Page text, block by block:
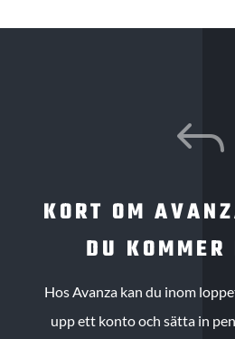
J
KORT OM
DU
Hos Avanza kan du inom
upp ett konto och sätta in